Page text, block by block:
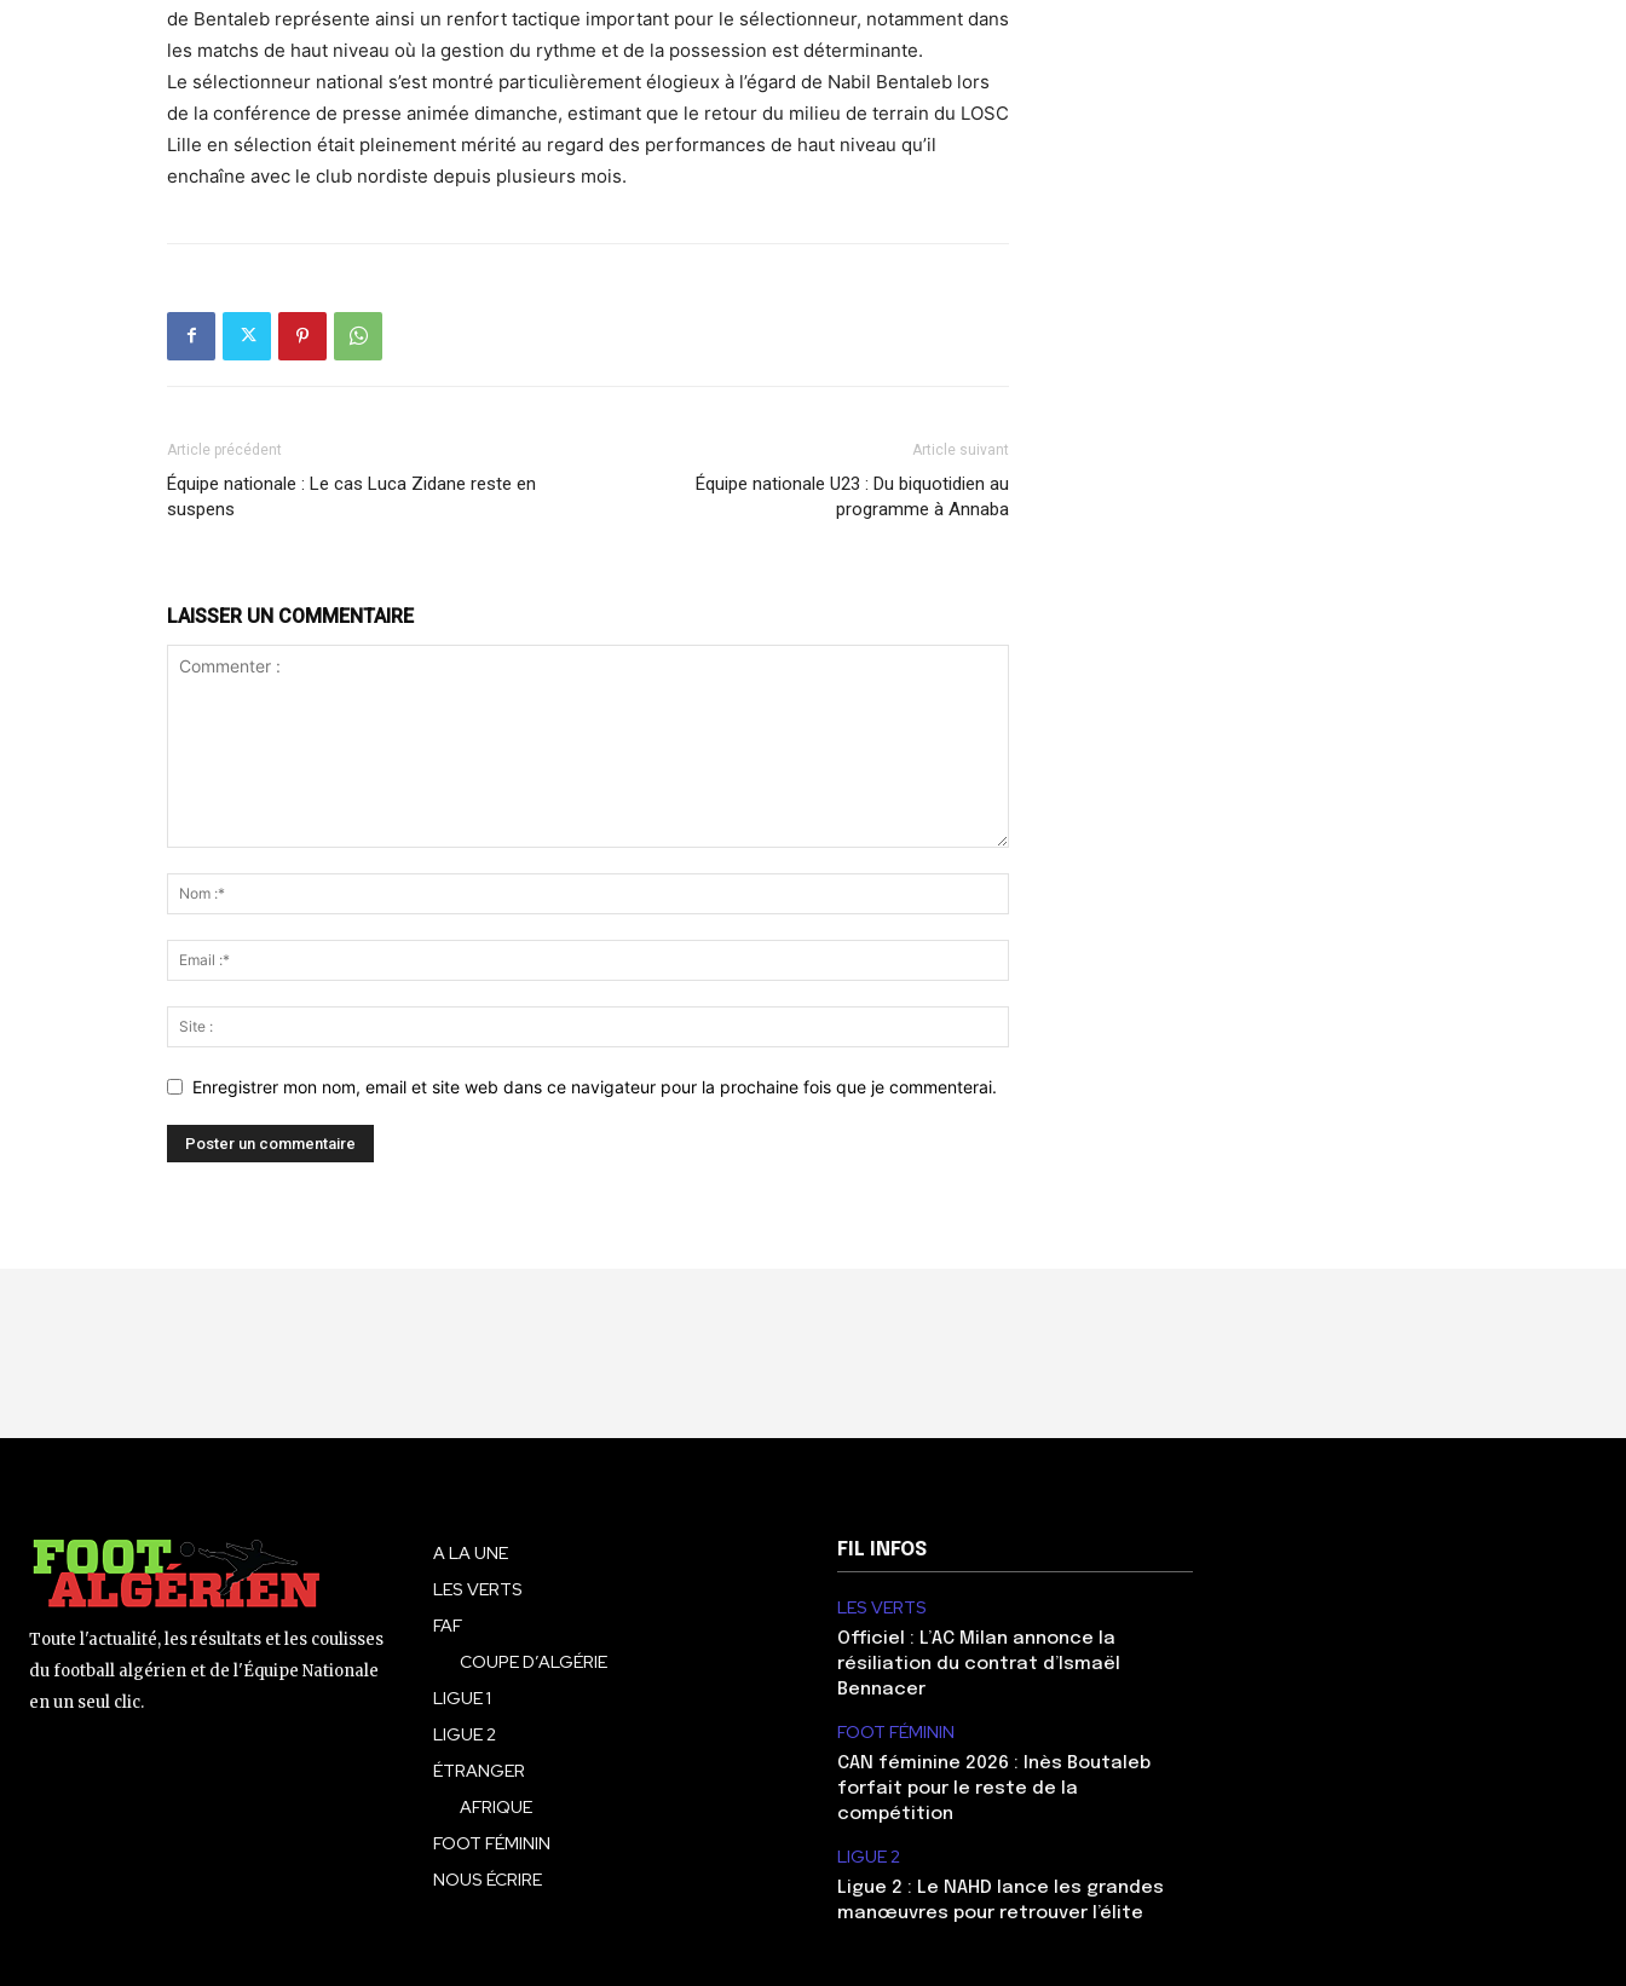
de Bentaleb représente ainsi un renfort tactique important pour le sélectionneur, notamment dans
les matchs de haut niveau où la gestion du rythme et de la possession est déterminante.
Le sélectionneur national s’est montré particulièrement élogieux à l’égard de Nabil Bentaleb lors
de la conférence de presse animée dimanche, estimant que le retour du milieu de terrain du LOSC
Lille en sélection était pleinement mérité au regard des performances de haut niveau qu’il
enchaîne avec le club nordiste depuis plusieurs mois.
Article précédent
Équipe nationale : Le cas Luca Zidane reste en
suspens
Article suivant
Équipe nationale U23 : Du biquotidien au
programme à Annaba
LAISSER UN COMMENTAIRE
Enregistrer mon nom, email et site web dans ce navigateur pour la prochaine fois que je commenterai.
Toute l'actualité, les résultats et les coulisses
du football algérien et de l'Équipe Nationale
en un seul clic.
A LA UNE
LES VERTS
FAF
COUPE D’ALGÉRIE
LIGUE 1
LIGUE 2
ÉTRANGER
AFRIQUE
FOOT FÉMININ
NOUS ÉCRIRE
FIL INFOS
LES VERTS
Officiel : L’AC Milan annonce la
résiliation du contrat d’Ismaël
Bennacer
FOOT FÉMININ
CAN féminine 2026 : Inès Boutaleb
forfait pour le reste de la
compétition
LIGUE 2
Ligue 2 : Le NAHD lance les grandes
manœuvres pour retrouver l’élite